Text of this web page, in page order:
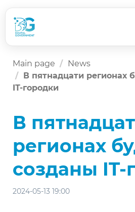
Main page
News
В пятнадцати регионах
IT-городки
В
регионах
созданы IT-
2024-05-13 19:00